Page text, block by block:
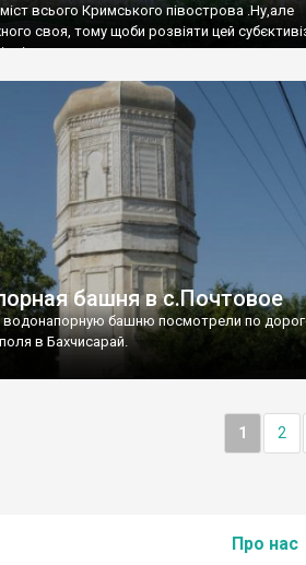
всього Кримського півострова .Ну,але
своя, тому щоби розвіяти цей
це
башня в с.Почтовое
водонапорную башню посмотрели по
в Бахчисарай.
1 2
Про нас